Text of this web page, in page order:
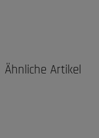
Ähnliche Artikel